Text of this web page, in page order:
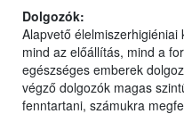
Dolgozók:
Alapvető
mind az előállítás, mind a
egészséges emberek
végző dolgozók magas
fenntartani, számukra